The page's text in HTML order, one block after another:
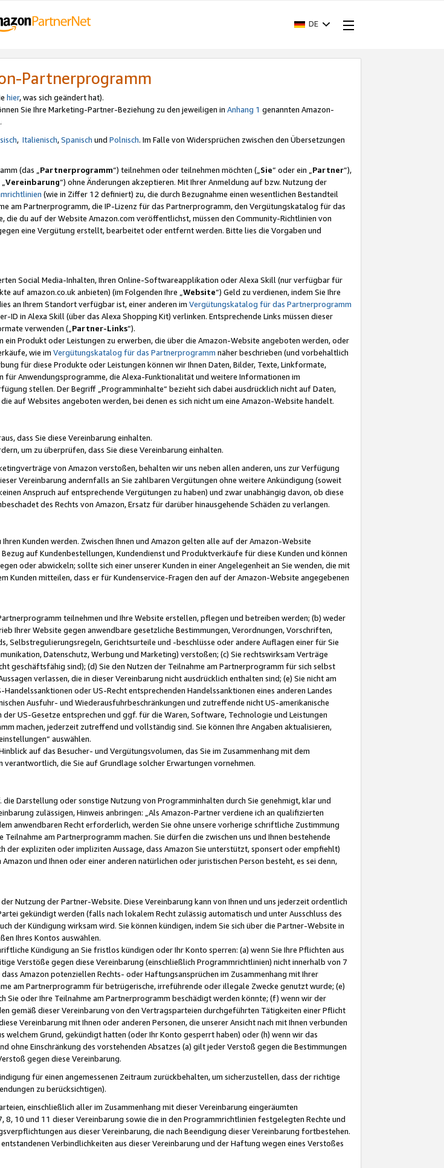
DE
Partnerprogramm
hier, was sich geändert hat).
Sie Ihre Marketing-Partner-Beziehung zu den jeweiligen in Anhang 1 genannten Amazon-
, Italienisch,Spanisch und Polnisch. Im Falle von Widersprüchen zwischen den Übersetzungen
(das „Partnerprogramm“) teilnehmen oder teilnehmen möchten („Sie“ oder ein „Partner“),
Vereinbarung“) ohne Änderungen akzeptieren. Mit Ihrer Anmeldung auf bzw. Nutzung der
(wie in Ziffer 12 definiert) zu, die durch Bezugnahme einen wesentlichen Bestandteil
am Partnerprogramm, die IP-Lizenz für das Partnerprogramm, den Vergütungskatalog für das
du auf der Website Amazon.com veröffentlichst, müssen den Community-Richtlinien von
eine Vergütung erstellt, bearbeitet oder entfernt werden. Bitte lies die Vorgaben und
Social Media-Inhalten, Ihren Online-Softwareapplikation oder Alexa Skill (nur verfügbar für
auf amazon.co.uk anbieten) (im Folgenden Ihre „ Website“) Geld zu verdienen, indem Sie Ihre
an Ihrem Standort verfügbar ist, einer anderen im Vergütungskatalog für das Partnerprogramm
ID in Alexa Skill (über das Alexa Shopping Kit) verlinken. Entsprechende Links müssen dieser
verwenden („ Partner-Links“).
ein Produkt oder Leistungen zu erwerben, die über die Amazon-Website angeboten werden, oder
wie im Vergütungskatalog für das Partnerprogramm näher beschrieben (und vorbehaltlich
für diese Produkte oder Leistungen können wir Ihnen Daten, Bilder, Texte, Linkformate,
Anwendungsprogramme, die Alexa-Funktionalität und weitere Informationen im
stellen. Der Begriff „Programminhalte“ bezieht sich dabei ausdrücklich nicht auf Daten,
auf Websites angeboten werden, bei denen es sich nicht um eine Amazon-Website handelt.
dass Sie diese Vereinbarung einhalten.
um zu überprüfen, dass Sie diese Vereinbarung einhalten.
von Amazon verstoßen, behalten wir uns neben allen anderen, uns zur Verfügung
Vereinbarung andernfalls an Sie zahlbaren Vergütungen ohne weitere Ankündigung (soweit
Anspruch auf entsprechende Vergütungen zu haben) und zwar unabhängig davon, ob diese
des Rechts von Amazon, Ersatz für darüber hinausgehende Schäden zu verlangen.
Kunden werden. Zwischen Ihnen und Amazon gelten alle auf der Amazon-Website
auf Kundenbestellungen, Kundendienst und Produktverkäufe für diese Kunden und können
oder abwickeln; sollte sich einer unserer Kunden in einer Angelegenheit an Sie wenden, die mit
Kunden mitteilen, dass er für Kundenservice-Fragen den auf der Amazon-Website angegebenen
teilnehmen und Ihre Website erstellen, pflegen und betreiben werden; (b) weder
Ihrer Website gegen anwendbare gesetzliche Bestimmungen, Verordnungen, Vorschriften,
Selbstregulierungsregeln, Gerichtsurteile und -beschlüsse oder andere Auflagen einer für Sie
Datenschutz, Werbung und Marketing) verstoßen; (c) Sie rechtswirksam Verträge
geschäftsfähig sind); (d) Sie den Nutzen der Teilnahme am Partnerprogramm für sich selbst
verlassen, die in dieser Vereinbarung nicht ausdrücklich enthalten sind; (e) Sie nicht am
oder US-Recht entsprechenden Handelssanktionen eines anderen Landes
Ausfuhr- und Wiederausfuhrbeschränkungen und zutreffende nicht US-amerikanische
US-Gesetze entsprechen und ggf. für die Waren, Software, Technologie und Leistungen
machen, jederzeit zutreffend und vollständig sind. Sie können Ihre Angaben aktualisieren,
auswählen.
auf das Besucher- und Vergütungsvolumen, das Sie im Zusammenhang mit dem
die Sie auf Grundlage solcher Erwartungen vornehmen.
Darstellung oder sonstige Nutzung von Programminhalten durch Sie genehmigt, klar und
zulässigen, Hinweis anbringen: „Als Amazon-Partner verdiene ich an qualifizierten
anwendbaren Recht erforderlich, werden Sie ohne unsere vorherige schriftliche Zustimmung
am Partnerprogramm machen. Sie dürfen die zwischen uns und Ihnen bestehende
der expliziten oder impliziten Aussage, dass Amazon Sie unterstützt, sponsert oder empfiehlt)
und Ihnen oder einer anderen natürlichen oder juristischen Person besteht, es sei denn,
Nutzung der Partner-Website. Diese Vereinbarung kann von Ihnen und uns jederzeit ordentlich
gekündigt werden (falls nach lokalem Recht zulässig automatisch und unter Ausschluss des
der Kündigung wirksam wird. Sie können kündigen, indem Sie sich über die Partner-Website in
Ihres Kontos auswählen.
Kündigung an Sie fristlos kündigen oder Ihr Konto sperren: (a) wenn Sie Ihre Pflichten aus
Verstöße gegen diese Vereinbarung (einschließlich Programmrichtlinien) nicht innerhalb von 7
Amazon potenziellen Rechts- oder Haftungsansprüchen im Zusammenhang mit Ihrer
am Partnerprogramm für betrügerische, irreführende oder illegale Zwecke genutzt wurde; (e)
Sie oder Ihre Teilnahme am Partnerprogramm beschädigt werden könnte; (f) wenn wir der
gemäß dieser Vereinbarung von den Vertragsparteien durchgeführten Tätigkeiten einer Pflicht
Vereinbarung mit Ihnen oder anderen Personen, die unserer Ansicht nach mit Ihnen verbunden
welchem Grund, gekündigt hatten (oder Ihr Konto gesperrt haben) oder (h) wenn wir das
ohne Einschränkung des vorstehenden Absatzes (a) gilt jeder Verstoß gegen die Bestimmungen
gegen diese Vereinbarung.
für einen angemessenen Zeitraum zurückbehalten, um sicherzustellen, dass der richtige
zu berücksichtigen).
einschließlich aller im Zusammenhang mit dieser Vereinbarung eingeräumten
10 und 11 dieser Vereinbarung sowie die in den Programmrichtlinien festgelegten Rechte und
aus dieser Vereinbarung, die nach Beendigung dieser Vereinbarung fortbestehen.
Verbindlichkeiten aus dieser Vereinbarung und der Haftung wegen eines Verstoßes